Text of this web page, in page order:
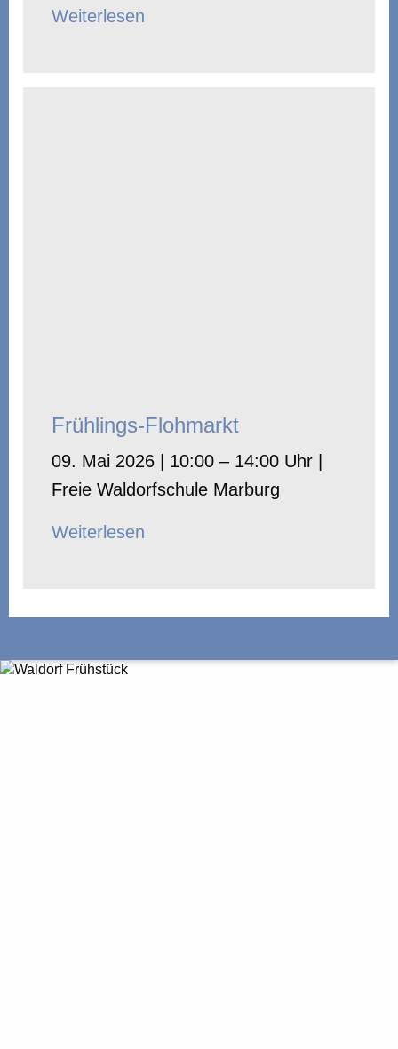
Weiterlesen
Frühlings-Flohmarkt
09. Mai 2026 | 10:00 – 14:00 Uhr |
Freie Waldorfschule Marburg
Weiterlesen